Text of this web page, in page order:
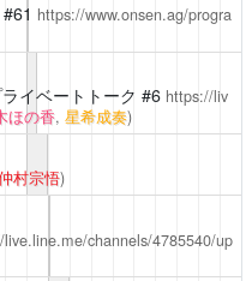
#61 https://www.onsen.ag/progra
イベートトーク #6 https://liv
ほの香, 星希成奏)
村宗悟)
channels/4785540/up